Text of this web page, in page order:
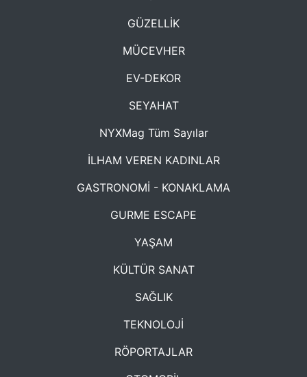
GÜZELLİK
MÜCEVHER
EV-DEKOR
SEYAHAT
NYXMag Tüm Sayılar
İLHAM VEREN KADINLAR
GASTRONOMİ - KONAKLAMA
GURME ESCAPE
YAŞAM
KÜLTÜR SANAT
SAĞLIK
TEKNOLOJİ
RÖPORTAJLAR